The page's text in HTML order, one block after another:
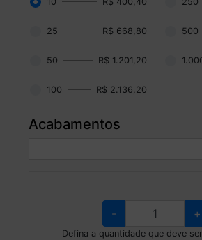
25 R$ 668,80 500
50 R$ 1.201,20
100 R$ 2.136,20
Acabamentos
- +
Defina a quantidade que deve